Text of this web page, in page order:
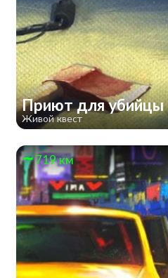
Приют для убийцы
Живой квест
719 км